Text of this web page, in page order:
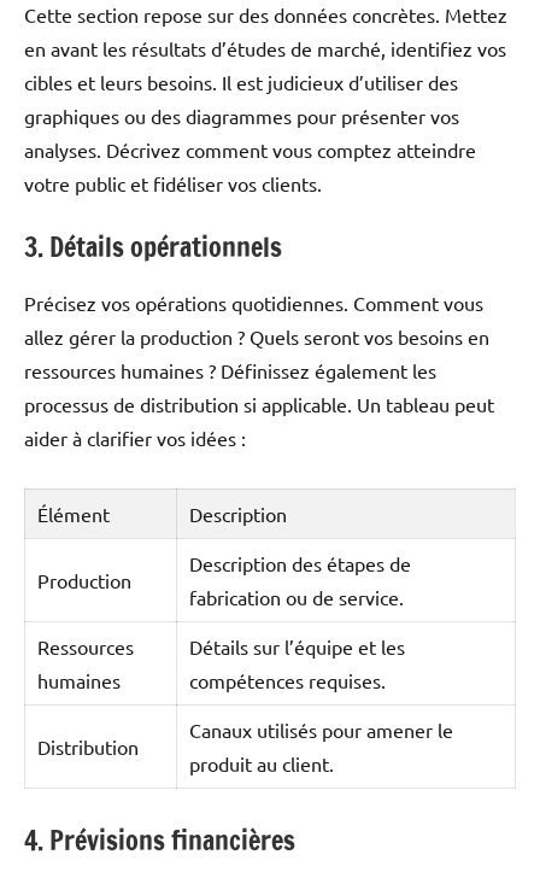
Cette section repose sur des données concrètes. Mettez
en avant les résultats d’études de marché, identifiez vos
cibles et leurs besoins. Il est judicieux d’utiliser des
graphiques ou des diagrammes pour présenter vos
analyses. Décrivez comment vous comptez atteindre
votre public et fidéliser vos clients.
3. Détails opérationnels
Précisez vos opérations quotidiennes. Comment vous
allez gérer la production ? Quels seront vos besoins en
ressources humaines ? Définissez également les
processus de distribution si applicable. Un tableau peut
aider à clarifier vos idées :
Élément Description
Production
Description des étapes de
fabrication ou de service.
Ressources
humaines
Détails sur l’équipe et les
compétences requises.
Distribution
Canaux utilisés pour amener le
produit au client.
4. Prévisions financières